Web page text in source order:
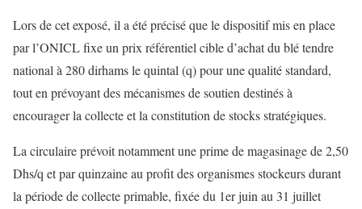
Lors de cet exposé, il a été précisé que le dispositif mis en place
par l’ONICL fixe un prix référentiel cible d’achat du blé tendre
national à 280 dirhams le quintal (q) pour une qualité standard,
tout en prévoyant des mécanismes de soutien destinés à
encourager la collecte et la constitution de stocks stratégiques.
La circulaire prévoit notamment une prime de magasinage de 2,50
Dhs/q et par quinzaine au profit des organismes stockeurs durant
la période de collecte primable, fixée du 1er juin au 31 juillet